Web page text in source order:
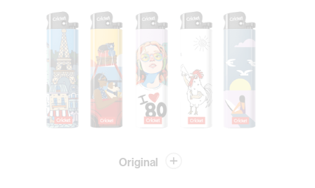
Original